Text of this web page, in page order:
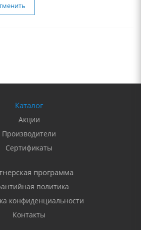
Каталог
Акции
Производители
Сертификаты
программа
политика
конфиденциальности
Контакты